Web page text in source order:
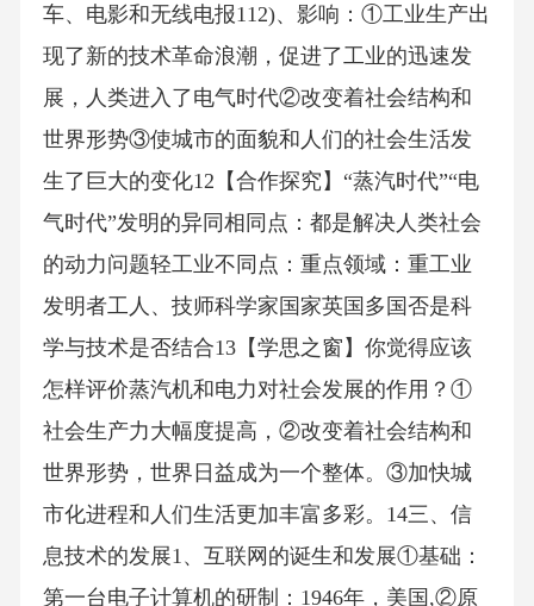
车、电影和无线电报112)、影响：①工业生产出
现了新的技术革命浪潮，促进了工业的迅速发
展，人类进入了电气时代②改变着社会结构和
世界形势③使城市的面貌和人们的社会生活发
生了巨大的变化12【合作探究】“蒸汽时代”“电
气时代”发明的异同相同点：都是解决人类社会
的动力问题轻工业不同点：重点领域：重工业
发明者工人、技师科学家国家英国多国否是科
学与技术是否结合13【学思之窗】你觉得应该
怎样评价蒸汽机和电力对社会发展的作用？①
社会生产力大幅度提高，②改变着社会结构和
世界形势，世界日益成为一个整体。③加快城
市化进程和人们生活更加丰富多彩。14三、信
息技术的发展1、互联网的诞生和发展①基础：
第一台电子计算机的研制：1946年，美国,②原